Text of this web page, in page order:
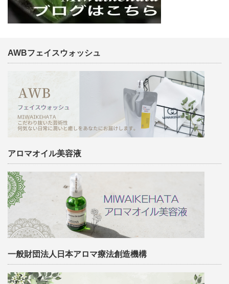
AWBフェイスウォッシュ
アロマオイル美容液
一般財団法人日本アロマ療法創造機構